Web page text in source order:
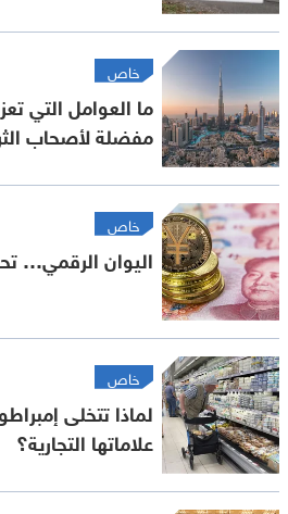
خاص
ما العوامل التي
مفضلة لأصحاب
خاص
اليوان الرقمي…
خاص
لماذا تتخلى
علاماتها التجارية؟